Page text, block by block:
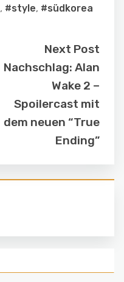
, #style, #südkorea
Next Post
Nachschlag: Alan
Wake 2 –
Spoilercast mit
dem neuen “True
Ending”